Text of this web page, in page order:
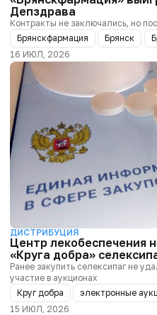
Депздрава
Контракты не заключались, но
Брянскфармация
Брянск
16 ИЮЛ, 2026
ДИСТРИБУЦИЯ
Центр лекобеспечения
«Круга добра»
Ранее закупить селексипаг не
участие в аукционах
Круг добра
электронные
15 ИЮЛ, 2026